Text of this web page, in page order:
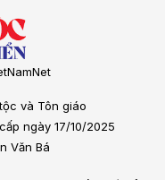
và Tôn giáo
ngày 17/10/2025
Văn Bá